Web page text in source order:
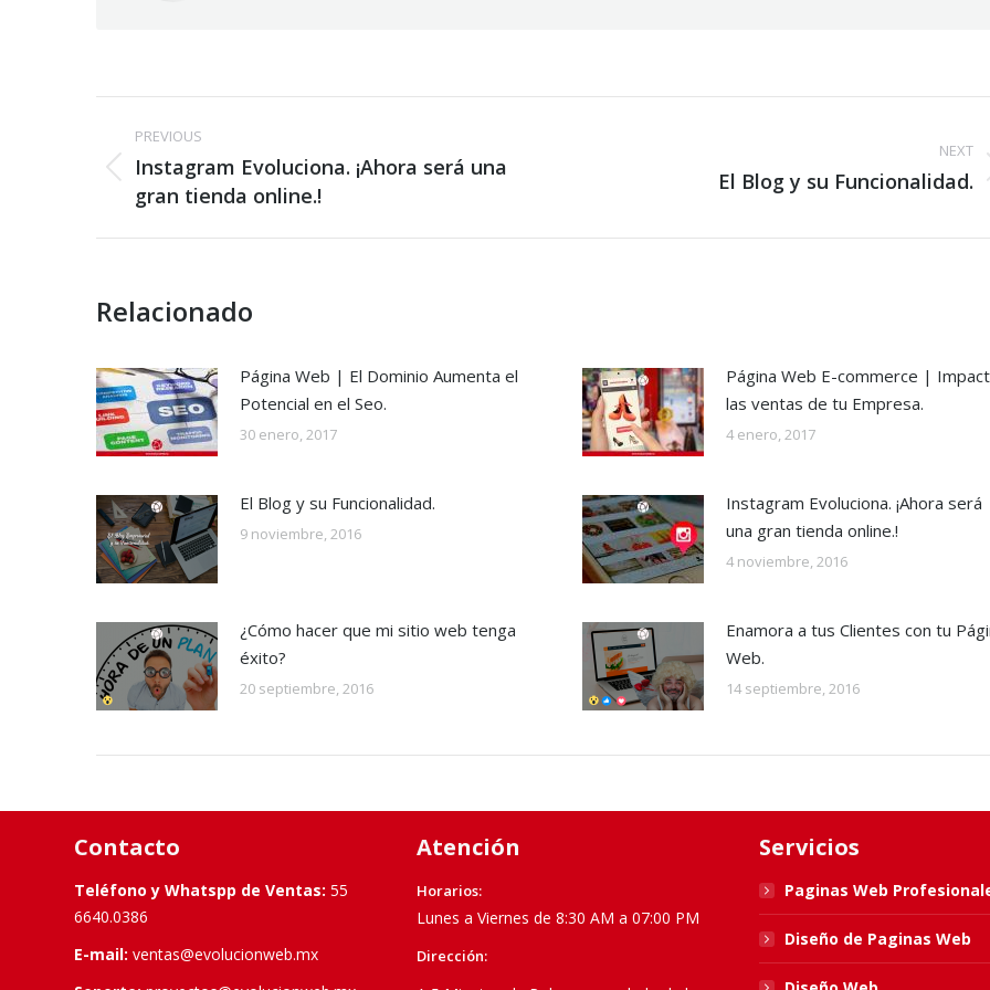
Post
navigation
PREVIOUS
Previous
post:
Instagram Evoluciona. ¡Ahora será una
gran tienda online.!
NEXT
El Blog y su Funcionalidad.
Relacionado
Página Web | El Dominio Aumenta el
Potencial en el Seo.
30 enero, 2017
Página Web E-commerce |
las ventas de tu Empresa.
4 enero, 2017
El Blog y su Funcionalidad.
9 noviembre, 2016
Instagram Evoluciona. ¡Ahora será
una gran tienda online.!
4 noviembre, 2016
¿Cómo hacer que mi sitio web tenga
éxito?
20 septiembre, 2016
Enamora a tus Clientes con tu
Web.
14 septiembre, 2016
Contacto
Teléfono y Whatspp de Ventas: 55
6640.0386
E-mail: ventas@evolucionweb.mx
Atención
Horarios:
Lunes a Viernes de 8:30 AM a 07:00 PM
Dirección:
Servicios
Paginas Web
Diseño de Paginas Web